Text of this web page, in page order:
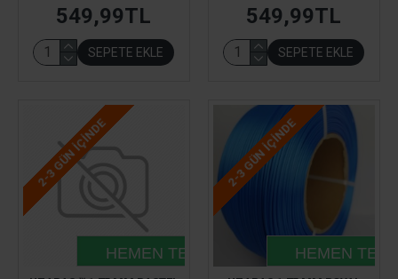
549,99TL
SEPETE EKLE
549,99TL
SEPETE EKLE
HEMEN TESLIM
2-3 GÜN IÇINDE
HEMEN
2-3 GÜN IÇINDE